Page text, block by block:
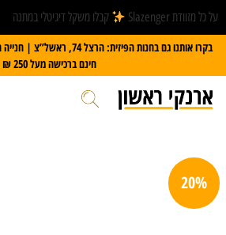
על כל מזוודת Slazenger
קבלו משקל דיגיטלי במתנה
בקרו אותנו גם בחנות הפיזית:
חינם ברכישה מעל 250 ₪
20%